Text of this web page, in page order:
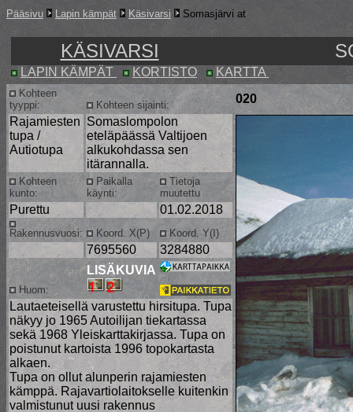
Pääsivu Lapin kämpät Käsivarsi Somasjärvi at
KÄSIVARSI
LAPIN KÄMPÄT KORTISTO KARTTA
Kohteen
tyyppi:
Kohteen sijainti:
020
Rajamiesten
tupa /
Autiotupa
Somaslompolon
eteläpäässä Valtijoen
alkukohdassa sen
itärannalla.
Kohteen
kunto:
Paikalla
käynti:
Tietoja
muutettu
Purettu 01.02.2018
Rakennusvuosi: Koord. X(P) Koord. Y(I)
7695560 3284880
Huom:
LISÄKUVIA
Lautaeteisellä varustettu hirsitupa. Tupa
näkyy jo 1965 Autoilijan tiekartassa
sekä 1968 Yleiskarttakirjassa. Tupa on
poistunut kartoista 1996 topokartasta
alkaen.
Tupa on ollut alunperin rajamiesten
kämppä. Rajavartiolaitokselle kuitenkin
valmistunut uusi rakennus